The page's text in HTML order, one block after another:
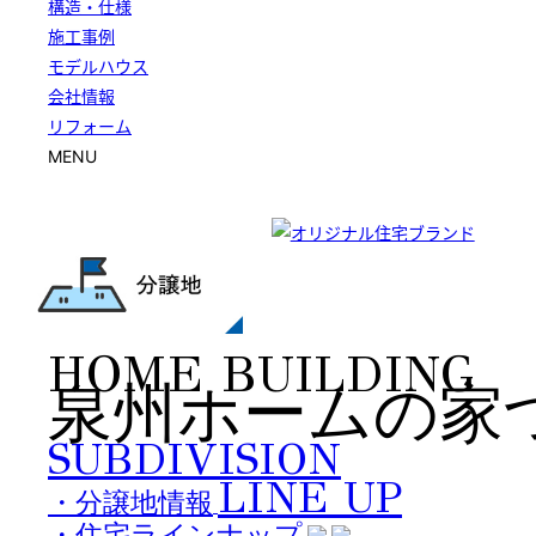
構造・仕様
施工事例
モデルハウス
会社情報
リフォーム
MENU
HOME BUILDING
泉州ホームの家
SUBDIVISION
・分譲地情報 LINE UP